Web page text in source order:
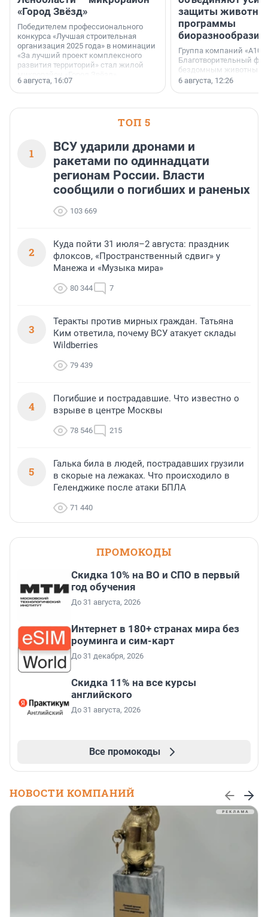
«Город Звёзд»
Победителем профессионального
конкурса «Лучшая строительная
организация 2025 года» в номинации
«За лучший проект комплексного
развития территорий» стал жилой
6 августа, 16:07
защиты
программы
биоразнообразия
Группа компаний
Благотворительный
бездомным животным
заключили соглашение
6 августа, 12:26
ТОП 5
1
ВСУ ударили дронами и
ракетами по одиннадцати
регионам России. Власти
сообщили о погибших и раненых
103 669
2
Куда пойти 31 июля–2 августа: праздник
флоксов, «Пространственный сдвиг» у
Манежа и «Музыка мира»
80 344 7
3
Теракты против мирных граждан. Татьяна
Ким ответила, почему ВСУ атакует склады
Wildberries
79 439
4
Погибшие и пострадавшие. Что известно о
взрыве в центре Москвы
78 546 215
5
Галька била в людей, пострадавших грузили
в скорые на лежаках. Что происходило в
Геленджике после атаки БПЛА
71 440
ПРОМОКОДЫ
Скидка 10% на ВО и СПО в первый
год обучения
До 31 августа, 2026
Интернет в 180+ странах мира без
роуминга и сим-карт
До 31 декабря, 2026
Скидка 11% на все курсы
английского
До 31 августа, 2026
Все промокоды
НОВОСТИ КОМПАНИЙ